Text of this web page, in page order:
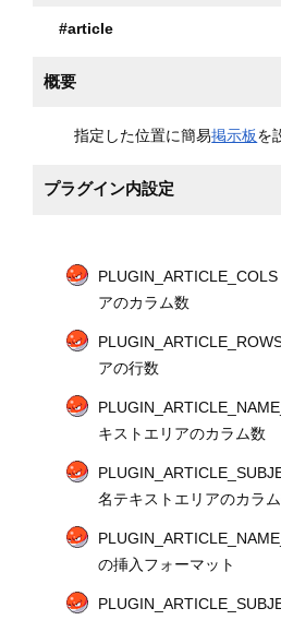
#article
概要
指定した位置に簡易掲示板を
プラグイン内設定
アのカラム数
アの行数
キストエリアのカラム数
名テキストエリアのカラ
の挿入フォーマット